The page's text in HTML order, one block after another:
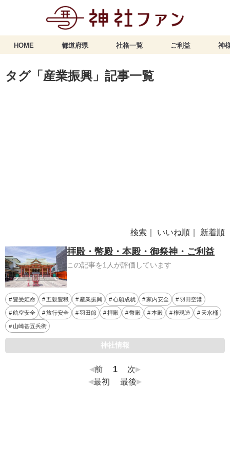
HOME 都道府県 社格一覧 ご利益 神
タグ「産業振興」記事一覧
検索 ｜ いいね順｜ 新着順
拝殿・幣殿・本殿・御祭神・ご利益
この記事を1人が評価しています
豊受姫命 五穀豊穣 産業振興 心願成就 家内安全 羽田空港
航空安全 旅行安全 羽田節 拝殿 幣殿 本殿 権現造 天水桶
山崎甚五兵衛
神社情報
前 1
次
最初
最後